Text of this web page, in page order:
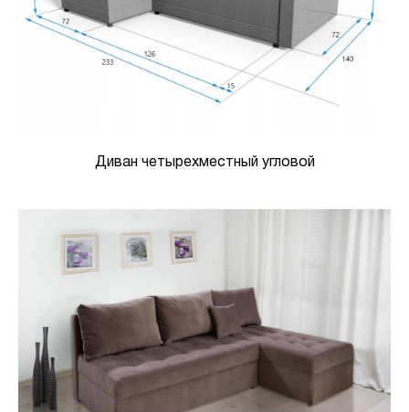
Диван четырехместный угловой